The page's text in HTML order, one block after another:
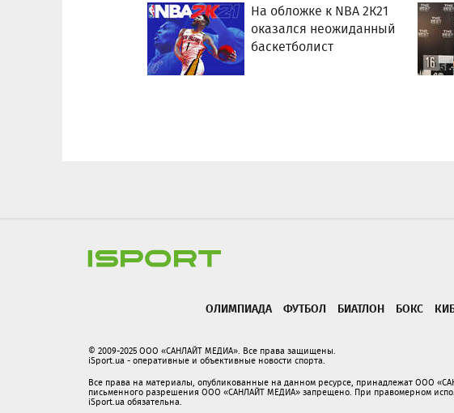
На обложке к NBA 2К21
оказался неожиданный
баскетболист
ОЛИМПИАДА ФУТБОЛ БИАТЛОН БОКС
© 2009-2025 ООО «САНЛАЙТ МЕДИА». Все права защищены.
iSport.ua - оперативные и объективные новости спорта.
Все права на материалы, опубликованные на данном ресурсе, принадлежат ООО
письменного разрешения ООО «САНЛАЙТ МЕДИА» запрещено. При правомерном
iSport.ua обязательна.